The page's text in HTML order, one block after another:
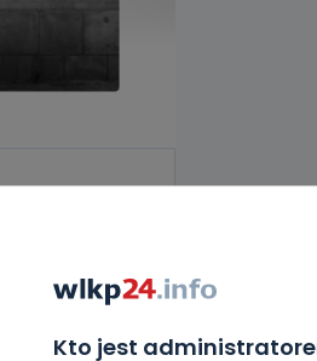
Kto jest
protest